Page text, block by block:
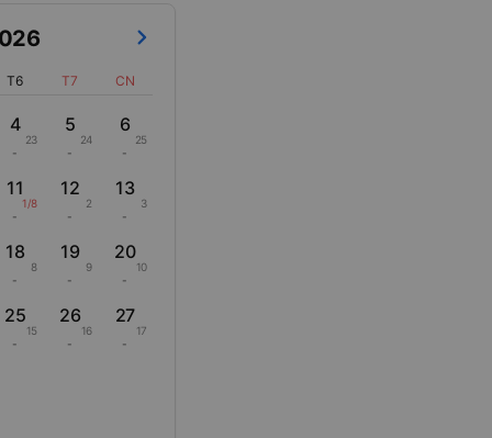
T6 T7 CN
4
23
-
5
24
-
6
25
-
11
1/8
-
12
2
-
13
3
-
18
8
-
19
9
-
20
10
-
25
15
-
26
16
-
27
17
-